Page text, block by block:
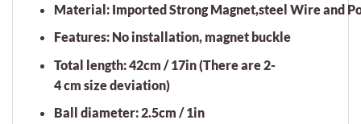
Material: Imported Strong Magnet,steel Wire and
Features: No installation, magnet buckle
Total length: 42cm / 17in (There are 2-
4 cm size deviation)
Ball diameter: 2.5cm / 1in